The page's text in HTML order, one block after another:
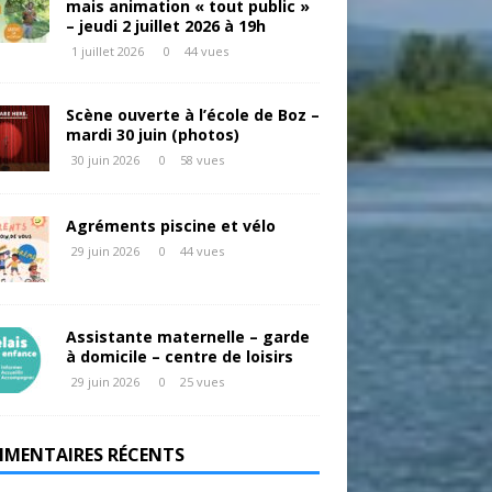
mais animation « tout public »
– jeudi 2 juillet 2026 à 19h
1 juillet 2026 0 44 vues
Scène ouverte à l’école de Boz –
mardi 30 juin (photos)
30 juin 2026 0 58 vues
Agréments piscine et vélo
29 juin 2026 0 44 vues
Assistante maternelle – garde
à domicile – centre de loisirs
29 juin 2026 0 25 vues
RÉCENTS